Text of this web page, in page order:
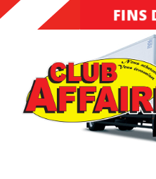
FINS